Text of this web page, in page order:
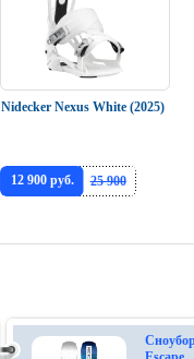
Nidecker Nexus White (2025)
12 900 руб. 25 900